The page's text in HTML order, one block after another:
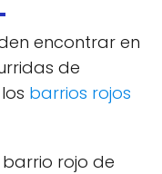
encontrar en
de
barrios rojos
rojo de